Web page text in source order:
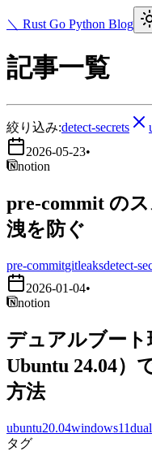
＼ Rust Go Python Blog
記事一覧
絞り込み:detect-secrets
2026-05-23•
notion
pre-commit の
洩を防ぐ
pre-commitgitleaksdetect-
2026-01-04•
notion
デュアルブート
Ubuntu 24.04）
方法
ubuntu20.04windows11
タグ